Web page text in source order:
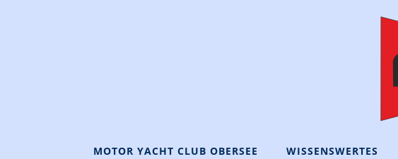
MOTOR YACHT CLUB OBERSEE WISSENSWERTES